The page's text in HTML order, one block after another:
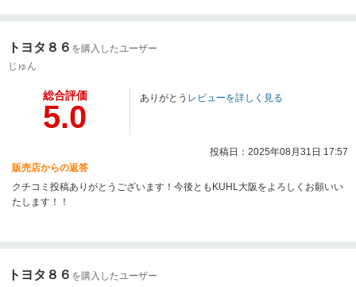
トヨタ８６ を購入したユーザー
じゅん
総合評価
5.0
ありがとう レビューを詳しく見る
投稿日：2025年08月31日 17:57
販売店からの返答
クチコミ投稿ありがとうございます！今後ともKUHL大阪をよろしくお願いい
たします！！
トヨタ８６ を購入したユーザー